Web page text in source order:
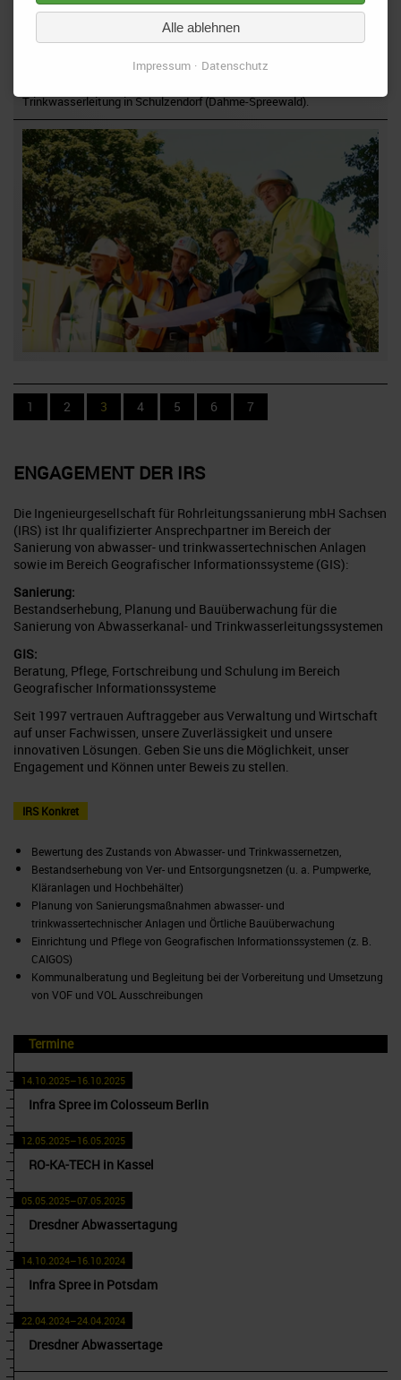
16. September 2021
Baustelle in Königs Wusterhausen - 2. Bauabschnitt
Die DIRINGER & SCHEIDEL ROHRSANIERUNG saniert mithilfe der
Trinkwasserleitung in Schulzendorf (Dahme-Spreewald).
1 2 3 4 5 6 7
ENGAGEMENT DER IRS
Die Ingenieurgesellschaft für Rohrleitungssanierung mbH Sachsen
(IRS) ist Ihr qualifizierter Ansprechpartner im Bereich der
Sanierung von abwasser- und trinkwassertechnischen Anlagen
sowie im Bereich Geografischer Informationssysteme (GIS):
Sanierung:
Bestandserhebung, Planung und Bauüberwachung für die
Sanierung von Abwasserkanal- und Trinkwasserleitungssystemen
GIS:
Beratung, Pflege, Fortschreibung und Schulung im Bereich
Geografischer Informationssysteme
Seit 1997 vertrauen Auftraggeber aus Verwaltung und Wirtschaft
auf unser Fachwissen, unsere Zuverlässigkeit und unsere
innovativen Lösungen. Geben Sie uns die Möglichkeit, unser
Engagement und Können unter Beweis zu stellen.
IRS Konkret
Bewertung des Zustands von Abwasser- und Trinkwassernetzen,
Bestandserhebung von Ver- und Entsorgungsnetzen (u. a. Pumpwerke,
Kläranlagen und Hochbehälter)
Planung von Sanierungsmaßnahmen abwasser- und
trinkwassertechnischer Anlagen und Örtliche Bauüberwachung
Einrichtung und Pflege von Geografischen Informationssystemen (z. B.
CAIGOS)
Kommunalberatung und Begleitung bei der Vorbereitung und Umsetzung
von VOF und VOL Ausschreibungen
Termine
14.10.2025–16.10.2025
Infra Spree im Colosseum Berlin
12.05.2025–16.05.2025
RO-KA-TECH in Kassel
05.05.2025–07.05.2025
Dresdner Abwassertagung
14.10.2024–16.10.2024
Infra Spree in Potsdam
22.04.2024–24.04.2024
Dresdner Abwassertage
Alle ablehnen
Impressum Datenschutz